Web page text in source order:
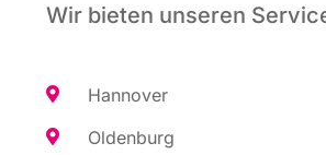
Wir bieten unseren
Han­no­ver
Olden­burg